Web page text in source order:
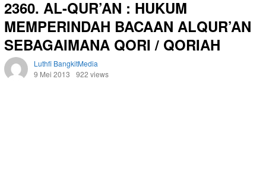
2360. AL-QUR’AN : HUKUM
MEMPERINDAH BACAAN ALQUR’AN
SEBAGAIMANA QORI / QORIAH
Luthfi BangkitMedia
9 Mei 2013
922 views